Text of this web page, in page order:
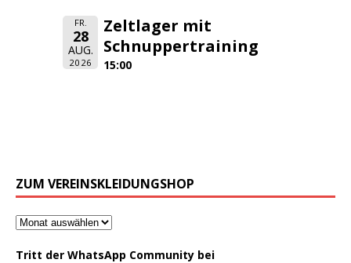
FR.
28
AUG.
2026
Zeltlager mit
Schnuppertraining
15:00
ZUM VEREINSKLEIDUNGSHOP
Tritt der WhatsApp Community bei